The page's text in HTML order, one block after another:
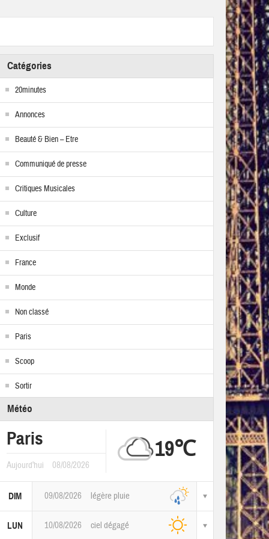
Catégories
20minutes
Annonces
Beauté & Bien – Etre
Communiqué de presse
Critiques Musicales
Culture
Exclusif
France
Monde
Non classé
Paris
Scoop
Sortir
Météo
Paris
Aujourd'hui 08/08/2026
19℃
DIM 09/08/2026 légère pluie
LUN 10/08/2026 ciel dégagé